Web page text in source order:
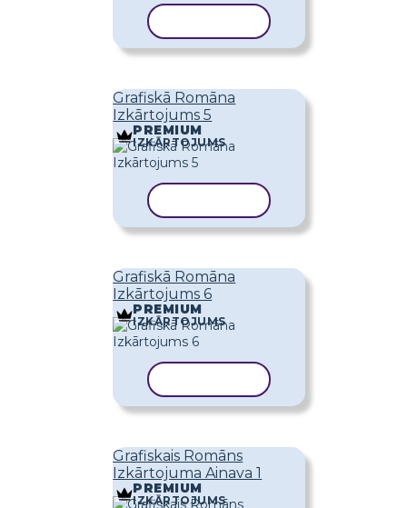
Grafiskā Romāna
Izkārtojums 5
PREMIUM
IZKĀRTOJUMS
Grafiskā Romāna
Izkārtojums 6
PREMIUM
IZKĀRTOJUMS
Grafiskais Romāns
Izkārtojuma Ainava 1
PREMIUM
IZKĀRTOJUMS